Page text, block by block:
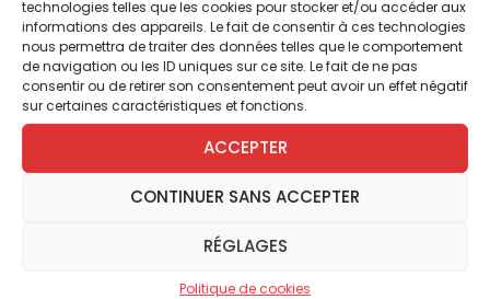
technologies telles que les cookies pour stocker et/ou accéder aux
informations des appareils. Le fait de consentir à ces technologies
nous permettra de traiter des données telles que le comportement
de navigation ou les ID uniques sur ce site. Le fait de ne pas
consentir ou de retirer son consentement peut avoir un effet négatif
sur certaines caractéristiques et fonctions.
ACCEPTER
CONTINUER SANS ACCEPTER
RÉGLAGES
Politique de cookies
L’ESSAI
Le totalitarisme sans le goulag
Bock-Côté
Avec la bonne
santé d’un bûcheron
québécois, Mathieu Bock-Côté
forêt des idées toutes faites et
des raccourcis faciles. Il
Pour continuer à lire cet
article
et de nombreux autres
ABONNEZ-VOUS DÈS À
PRÉSENT